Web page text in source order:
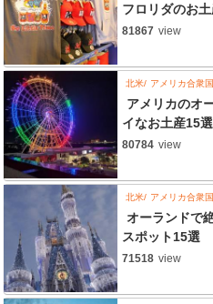
フロリダのお
81867 view
北米 アメリカ合衆国
アメリカのオ
イなお土産15
80784 view
北米 アメリカ合衆国
オーランドで
スポット15選
71518 view